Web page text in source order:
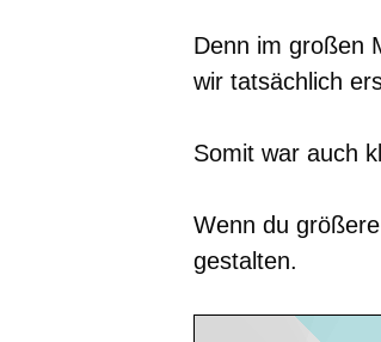
Denn im großen
wir tatsächlich
Somit war auch
Wenn du
gestalten.